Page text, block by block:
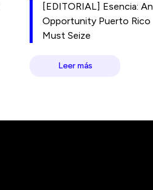
[EDITORIAL] Esencia: An
Opportunity Puerto Rico
Must Seize
Leer más